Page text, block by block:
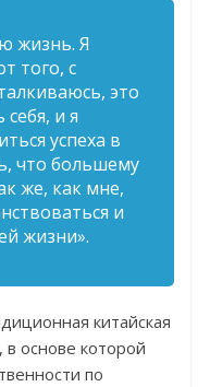
жизнь. Я
того, с
это
и я
успеха в
что большему
же, как мне,
и
жизни».
китайская
основе которой
по